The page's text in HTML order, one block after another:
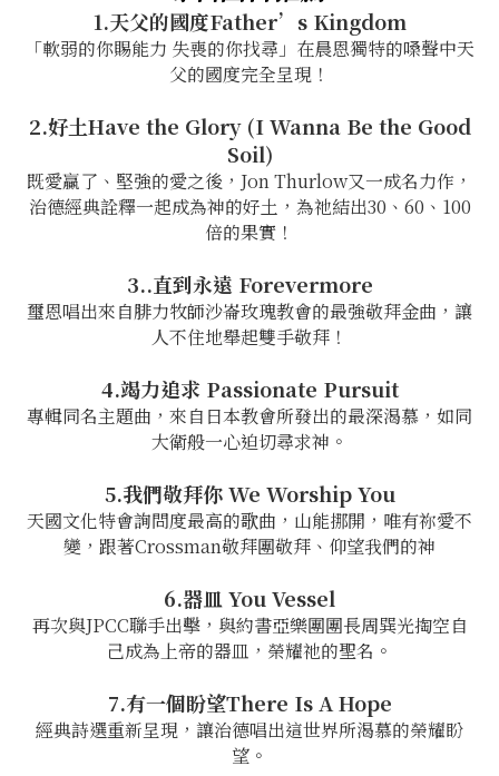
1.天父的國度Father’s Kingdom
「軟弱的你賜能力 失喪的你找尋」在晨恩獨特的嗓聲中天
父的國度完全呈現！
2.好土Have the Glory (I Wanna Be the Good
Soil)
既愛贏了、堅強的愛之後，Jon Thurlow又一成名力作，
治德經典詮釋一起成為神的好土，為祂結出30、60、100
倍的果實！
3..直到永遠 Forevermore
璽恩唱出來自腓力牧師沙崙玫瑰教會的最強敬拜金曲，讓
人不住地舉起雙手敬拜！
4.竭力追求 Passionate Pursuit
專輯同名主題曲，來自日本教會所發出的最深渴慕，如同
大衛般一心迫切尋求神。
5.我們敬拜你 We Worship You
天國文化特會詢問度最高的歌曲，山能挪開，唯有祢愛不
變，跟著Crossman敬拜團敬拜、仰望我們的神
6.器皿 You Vessel
再次與JPCC聯手出擊，與約書亞樂團團長周巽光掏空自
己成為上帝的器皿，榮耀祂的聖名。
7.有一個盼望There Is A Hope
經典詩選重新呈現，讓治德唱出這世界所渴慕的榮耀盼
望。